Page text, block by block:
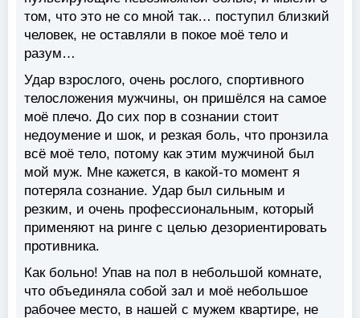
том, что это не со мной так… поступил близкий
человек, не оставляли в покое моё тело и
разум…
Удар взрослого, очень рослого, спортивного
телосложения мужчины, он пришёлся на самое
моё плечо. До сих пор в сознании стоит
недоумение и шок, и резкая боль, что пронзила
всё моё тело, потому как этим мужчиной был
мой муж. Мне кажется, в какой-то момент я
потеряла сознание. Удар был сильным и
резким, и очень профессиональным, который
применяют на ринге с целью дезориентировать
противника.
Как больно! Упав на пол в небольшой комнате,
что объединяла собой зал и моё небольшое
рабочее место, в нашей с мужем квартире, не